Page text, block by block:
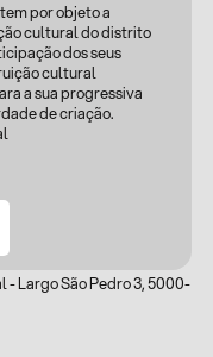
por objeto a
cultural do distrito
dos seus
cultural
a sua progressiva
de criação.
Largo São Pedro 3, 5000-